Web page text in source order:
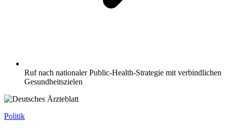
Ruf nach nationaler Public-Health-Strategie mit verbindlichen
Gesundheitszielen
Politik